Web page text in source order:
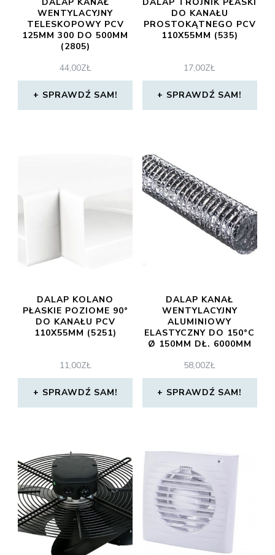
WENTYLACYJNY
TELESKOPOWY PCV
125MM 300 DO 500MM
(2805)
44,00ZŁ
SPRAWDŹ SAM!
DO KANAŁU
PROSTOKĄTNEGO PCV
110X55MM (535)
17,00ZŁ
SPRAWDŹ SAM!
DALAP KOLANO
PŁASKIE POZIOME 90°
DO KANAŁU PCV
110X55MM (5251)
11,00ZŁ
SPRAWDŹ SAM!
DALAP KANAŁ
WENTYLACYJNY
ALUMINIOWY
ELASTYCZNY DO 150°C
Ø 150MM DŁ. 6000MM
58,00ZŁ
SPRAWDŹ SAM!